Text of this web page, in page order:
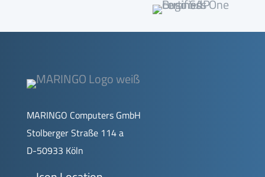
MARINGO Computers GmbH
Stolberger Straße 114 a
D-50933 Köln